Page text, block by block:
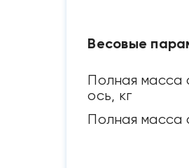
Весовые
Полная масса
ось, кг
Полная масса